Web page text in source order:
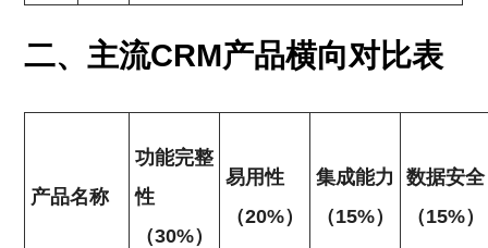
二、主流CRM产品横向对比表
产品名称
功能完整
性
（30%）
易用性
（20%）
集成能力
（15%）
数据安全
（15%）